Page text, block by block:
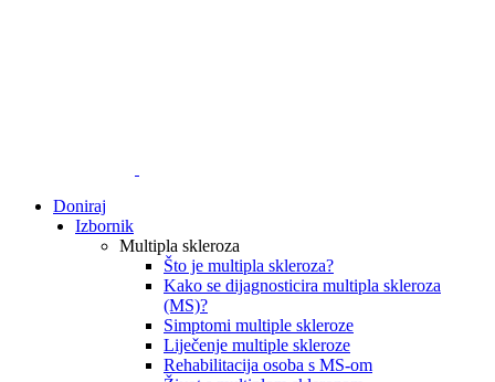
Doniraj
Izbornik
Multipla skleroza
Što je multipla skleroza?
Kako se dijagnosticira multipla skleroza
(MS)?
Simptomi multiple skleroze
Liječenje multiple skleroze
Rehabilitacija osoba s MS-om